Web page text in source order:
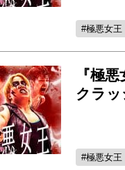
極悪女王
『極
クラ
極悪女王